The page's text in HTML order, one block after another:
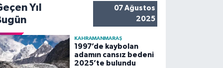
Yıl
07 Ağustos
2025
KAHRAMANMARAŞ
1997’de kaybolan
adamın cansız bedeni
2025’te bulundu